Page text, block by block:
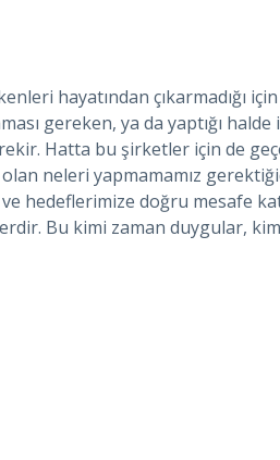
hayatından çıkarmadığı
gereken, ya da yaptığı halde
Hatta bu şirketler için de
neleri yapmamamız
hedeflerimize doğru mesafe
Bu kimi zaman duygular,